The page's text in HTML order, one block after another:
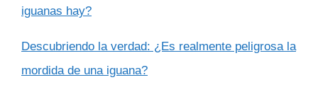
iguanas hay?
Descubriendo la verdad: ¿Es realmente peligrosa la
mordida de una iguana?